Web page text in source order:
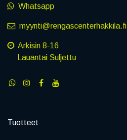
Whatsapp
myynti@rengascenterhakkila.fi
Arkisin 8-16
Lauantai Suljettu
Tuotteet